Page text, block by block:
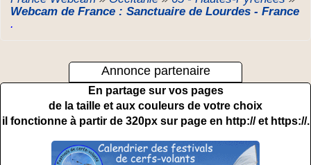
Webcam de France : Sanctuaire de Lourdes - France
.
Annonce partenaire
En partage sur vos pages
de la taille et aux couleurs de votre choix
il fonctionne à partir de 320px sur page en http:// et https://.